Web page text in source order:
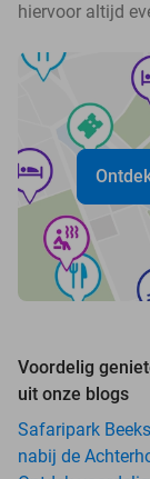
hiervoor altijd
Voordelig
uit onze blogs
Safaripark
nabij de